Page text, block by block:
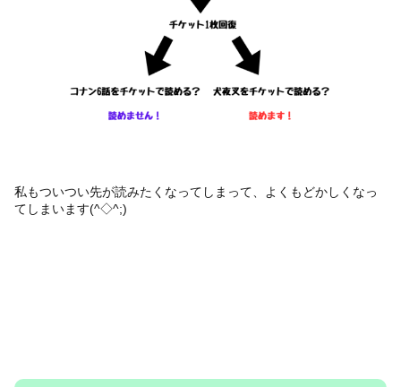
私もついつい先が読みたくなってしまって、よくもどかしくなっ
てしまいます(^◇^;)